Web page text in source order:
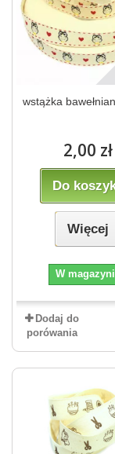
wstążka
2,00 zł
Do
Więcej
W
Dodaj do
porówania